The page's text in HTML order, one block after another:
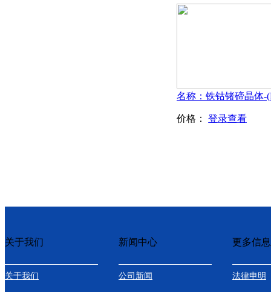
价格： 登录查看
关于我们 新闻中心 更多信息
关于我们 公司新闻 法律申明